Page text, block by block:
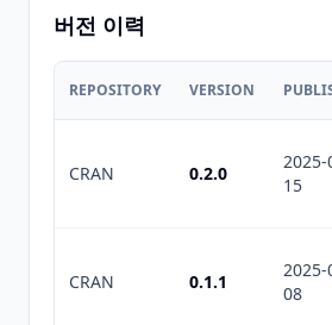
버전 이력
REPOSITORY VERSION
CRAN 0.2.0
2025-
15
CRAN 0.1.1
2025-
08